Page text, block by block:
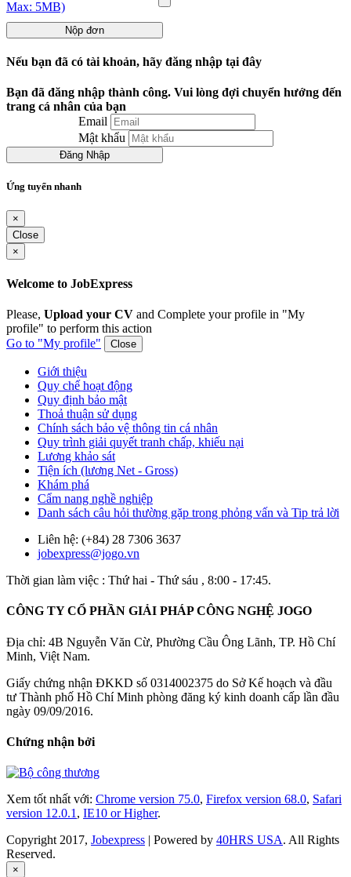
Max: 5MB)
Nộp đơn
Nếu bạn đã có tài khoản, hãy đăng nhập tại đây
Bạn đã đăng nhập thành công. Vui lòng đợi chuyển hướng đến
trang cá nhân của bạn
Email
Mật khẩu
Đăng Nhập
Ứng tuyển nhanh
×
Close
×
Welcome to JobExpress
Please, Upload your CV and Complete your profile in "My
profile" to perform this action
Go to "My profile"
Close
Giới thiệu
Quy chế hoạt động
Quy định bảo mật
Thoả thuận sử dụng
Chính sách bảo vệ thông tin cá nhân
Quy trình giải quyết tranh chấp, khiếu nại
Lương khảo sát
Tiện ích (lương Net - Gross)
Khám phá
Cẩm nang nghề nghiệp
Danh sách câu hỏi thường gặp trong phỏng vấn và Tip trả lời
Liên hệ: (+84) 28 7306 3637
jobexpress@jogo.vn
Thời gian làm việc : Thứ hai - Thứ sáu , 8:00 - 17:45.
CÔNG TY CỔ PHẦN GIẢI PHÁP CÔNG NGHỆ JOGO
Địa chỉ: 4B Nguyễn Văn Cừ, Phường Cầu Ông Lãnh, TP. Hồ Chí
Minh, Việt Nam.
Giấy chứng nhận ĐKKD số 0314002375 do Sở Kế hoạch và đầu
tư Thành phố Hồ Chí Minh phòng đăng ký kinh doanh cấp lần đầu
ngày 09/09/2016.
Chứng nhận bởi
Xem tốt nhất với: Chrome version 75.0, Firefox version 68.0, Safari
version 12.0.1 , IE10 or Higher.
Copyright 2017, Jobexpress | Powered by 40HRS USA. All Rights
Reserved.
×